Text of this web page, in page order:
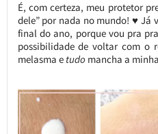
É, com certeza, meu protetor
dele” por nada no mundo! ♥ Já
final do ano, porque vou pra
possibilidade de voltar com o
melasma e tudo mancha a